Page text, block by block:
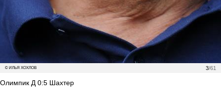
3/61
© ИЛЬЯ ХОХЛОВ
Олимпик Д 0:5 Шахтер